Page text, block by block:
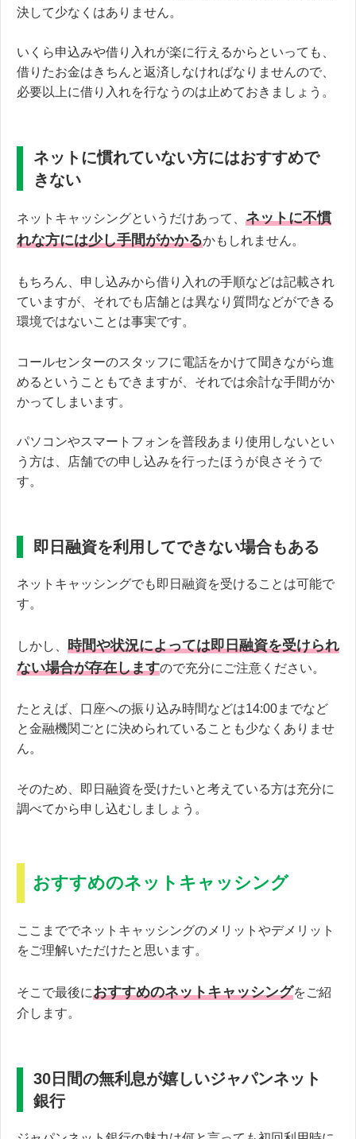
決して少なくはありません。
いくら申込みや借り入れが楽に行えるからといっても、
借りたお金はきちんと返済しなければなりませんので、
必要以上に借り入れを行なうのは止めておきましょう。
ネットに慣れていない方にはおすすめで
きない
ネットキャッシングというだけあって、 ネットに不慣
れな方には少し手間がかかるかもしれません。
もちろん、申し込みから借り入れの手順などは記載され
ていますが、それでも店舗とは異なり質問などができる
環境ではないことは事実です。
コールセンターのスタッフに電話をかけて聞きながら進
めるということもできますが、それでは余計な手間がか
かってしまいます。
パソコンやスマートフォンを普段あまり使用しないとい
う方は、店舗での申し込みを行ったほうが良さそうで
す。
即日融資を利用してできない場合もある
ネットキャッシングでも即日融資を受けることは可能で
す。
しかし、 時間や状況によっては即日融資を受けられ
ない場合が存在しますので充分にご注意ください。
たとえば、口座への振り込み時間などは14:00までなど
と金融機関ごとに決められていることも少なくありませ
ん。
そのため、即日融資を受けたいと考えている方は充分に
調べてから申し込むしましょう。
おすすめのネットキャッシング
ここまででネットキャッシングのメリットやデメリット
をご理解いただけたと思います。
そこで最後におすすめのネットキャッシングをご紹
介します。
30日間の無利息が嬉しいジャパンネット
銀行